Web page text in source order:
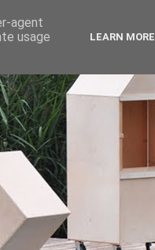
agent
usage
LEARN MORE